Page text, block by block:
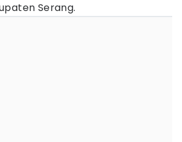
Serang.